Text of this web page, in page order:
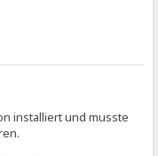
installiert und musste